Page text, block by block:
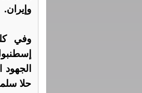
وإيران.
وفي
حلا